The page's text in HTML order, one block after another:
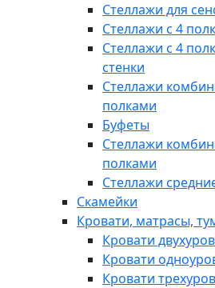
Стеллажи для
Стеллажи с 4
Стеллажи с 4
стенки
Стеллажи
полками
Буфеты
Стеллажи
полками
Стеллажи
Скамейки
Кровати, матрасы,
Кровати
Кровати
Кровати